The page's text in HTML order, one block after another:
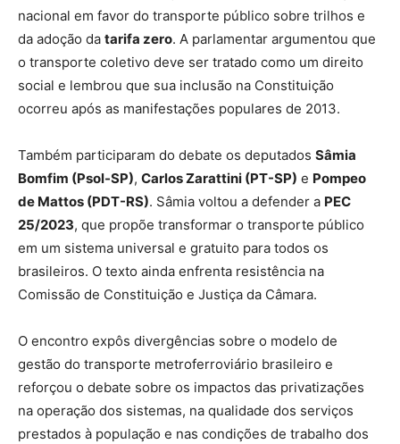
nacional em favor do transporte público sobre trilhos e
da adoção da tarifa zero. A parlamentar argumentou que
o transporte coletivo deve ser tratado como um direito
social e lembrou que sua inclusão na Constituição
ocorreu após as manifestações populares de 2013.
Também participaram do debate os deputados Sâmia
Bomfim (Psol-SP), Carlos Zarattini (PT-SP) e Pompeo
de Mattos (PDT-RS). Sâmia voltou a defender a PEC
25/2023, que propõe transformar o transporte público
em um sistema universal e gratuito para todos os
brasileiros. O texto ainda enfrenta resistência na
Comissão de Constituição e Justiça da Câmara.
O encontro expôs divergências sobre o modelo de
gestão do transporte metroferroviário brasileiro e
reforçou o debate sobre os impactos das privatizações
na operação dos sistemas, na qualidade dos serviços
prestados à população e nas condições de trabalho dos